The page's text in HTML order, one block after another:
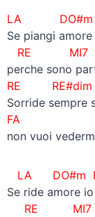
LA DO#m
Se piangi
RE MI7
perche sono
RE RE#dim
Sorride sempre
FA
non vuoi
LA DO#m
Se ride amore
RE MI7